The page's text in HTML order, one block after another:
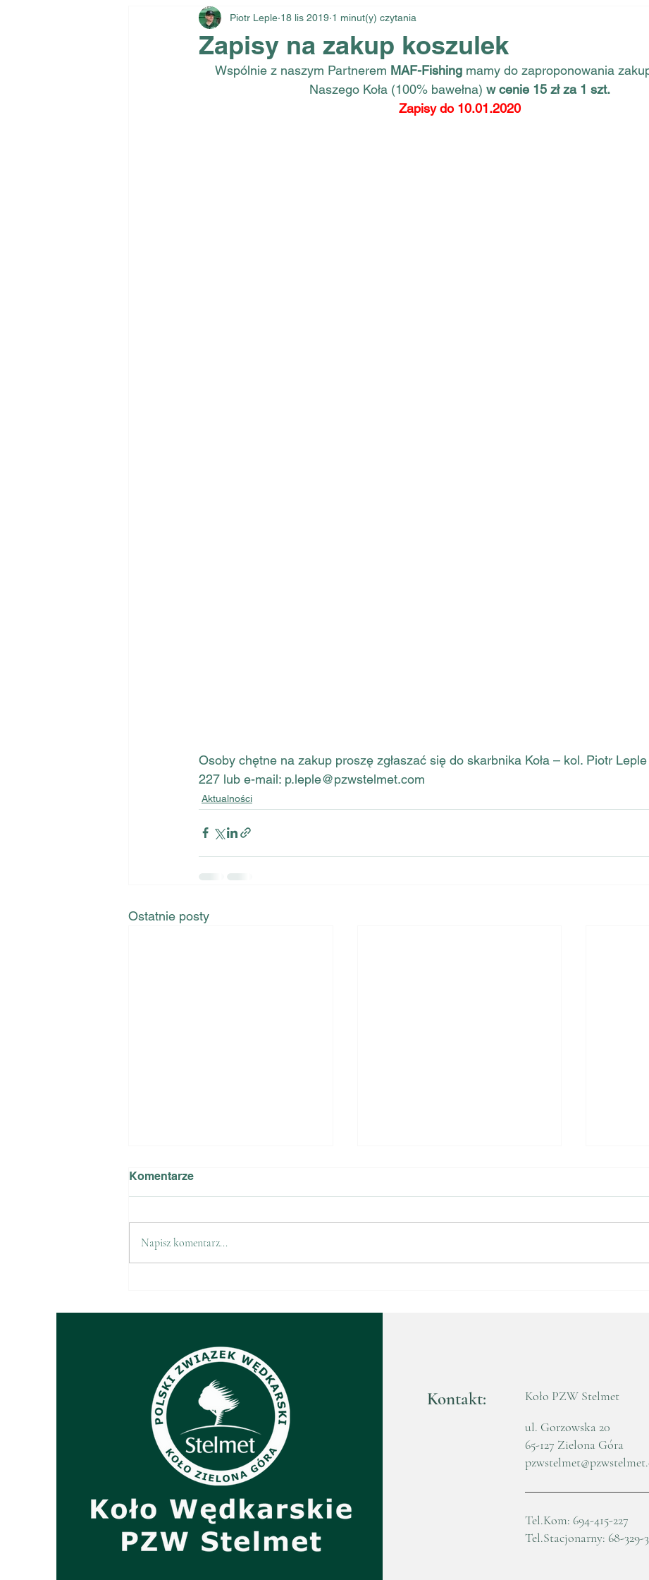
Zapisy na zakup koszulek
Piotr Leple 18 lis 2019 1 minut(y) czytania
Wspólnie z naszym Partnerem MAF-Fishing mamy do zaproponowania
Naszego Koła (100% bawełna) w cenie 15 zł za 1 szt.
Zapisy do 10.01.2020
Osoby chętne na zakup proszę zgłaszać się do skarbnika Koła – kol. Piotr
227 lub e-mail: p.leple@pzwstelmet.com
Aktualności
Ostatnie posty
2025
Komentarze
Napisz komentarz...
Kontakt:
Koło PZW Stelmet
ul. Gorzowska 20
65-127 Zielona Góra
Tel.Kom: 694-415-227
Tel.Stacjonarny: 68-329-